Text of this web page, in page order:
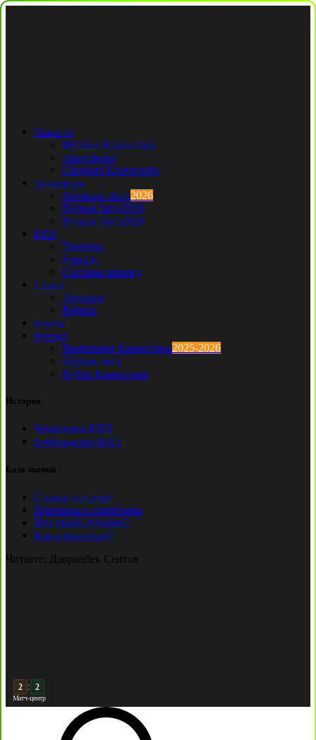
Новости
Футбол Казахстана
Трансферы
Сборная Казахстана
Трансферы
Премьер Лига2026
Первая лига2026
Вторая Лига2026
КПЛ
Тренеры
Рефери
Составы команд
1 Лига
Тренеры
Рефери
Клубы
Футзал
Чемпионат Казахстана2025-2026
Первая лига
Кубок Казахстана
История
Чемпионы КПЛ
Бомбардиры КПЛ
База знаний
Ставки на спорт
Причины и симптомы
Кто такой лудоман?
Как избавиться?
Читаете: Давранбек Сеитов
3 : 2
Матч-центр